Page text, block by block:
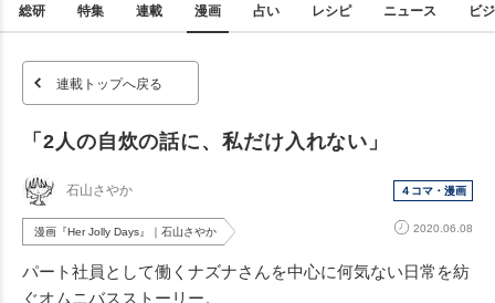
総研 特集 連載 漫画 占い レシピ ニュース ビ
連載トップへ戻る
「2人の自炊の話に、私だけ入れない」
石山さやか ４コマ・漫画
漫画『Her Jolly Days』｜石山さやか 2020.06.08
パート社員として働くナズナさんを中心に何気ない日常を紡
ぐオムニバスストーリー。